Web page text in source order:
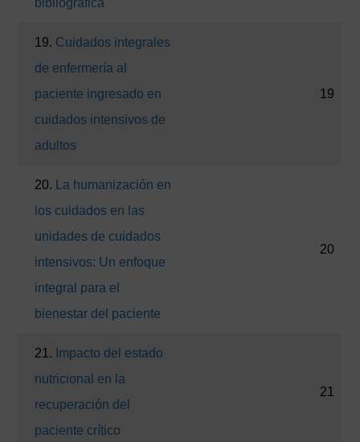
bibliográfica
19. Cuidados integrales
de enfermería al
paciente ingresado en
cuidados intensivos de
adultos
19
20.
La humanización en
los cuidados en las
unidades de cuidados
intensivos: Un enfoque
integral para el
bienestar del paciente
20
21. Impacto del estado
nutricional en la
recuperación del
paciente crítico
21